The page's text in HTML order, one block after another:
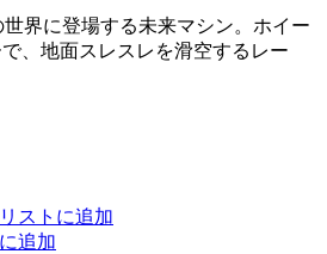
世界に登場する未来マシン。ホイー
、地面スレスレを滑空するレー
ストに追加
追加